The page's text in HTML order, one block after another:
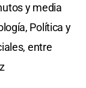
y media
Política y
entre